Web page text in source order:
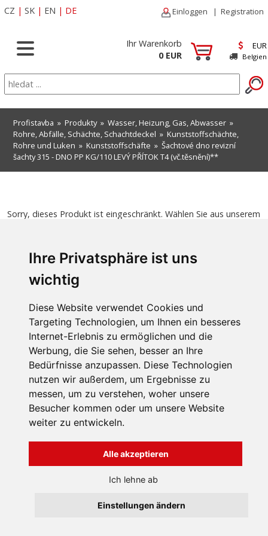
Ihre Privatsphäre ist uns
wichtig
Diese Website verwendet Cookies und
Targeting Technologien, um Ihnen ein besseres
Internet-Erlebnis zu ermöglichen und die
Werbung, die Sie sehen, besser an Ihre
Bedürfnisse anzupassen. Diese Technologien
nutzen wir außerdem, um Ergebnisse zu
messen, um zu verstehen, woher unsere
Besucher kommen oder um unsere Website
weiter zu entwickeln.
Alle akzeptieren
Ich lehne ab
Einstellungen ändern
CZ | SK | EN | DE Einloggen | Registration
Ihr Warenkorb
0 EUR
EUR
Belgien
Profistavba » Produkty» Wasser, Heizung, Gas, Abwasser »
Rohre, Abfälle, Schächte, Schachtdeckel » Kunststoffschächte,
Rohre und Luken » Kunststoffschäfte » Šachtové dno revizní
šachty 315 - DNO PP KG/110 LEVÝ PŘÍTOK T4 (vč.těsnění)**
Sorry, dieses Produkt ist eingeschränkt. Wählen Sie aus unserem
INFORMATION
Allgemeine
Geschäftsbedingungen
Uber uns
Kontakten
Všechna práva vyhrazena
Bravura s.r.o. © 2026
profesionální webové stránky: triangl web
grafika: dwgd